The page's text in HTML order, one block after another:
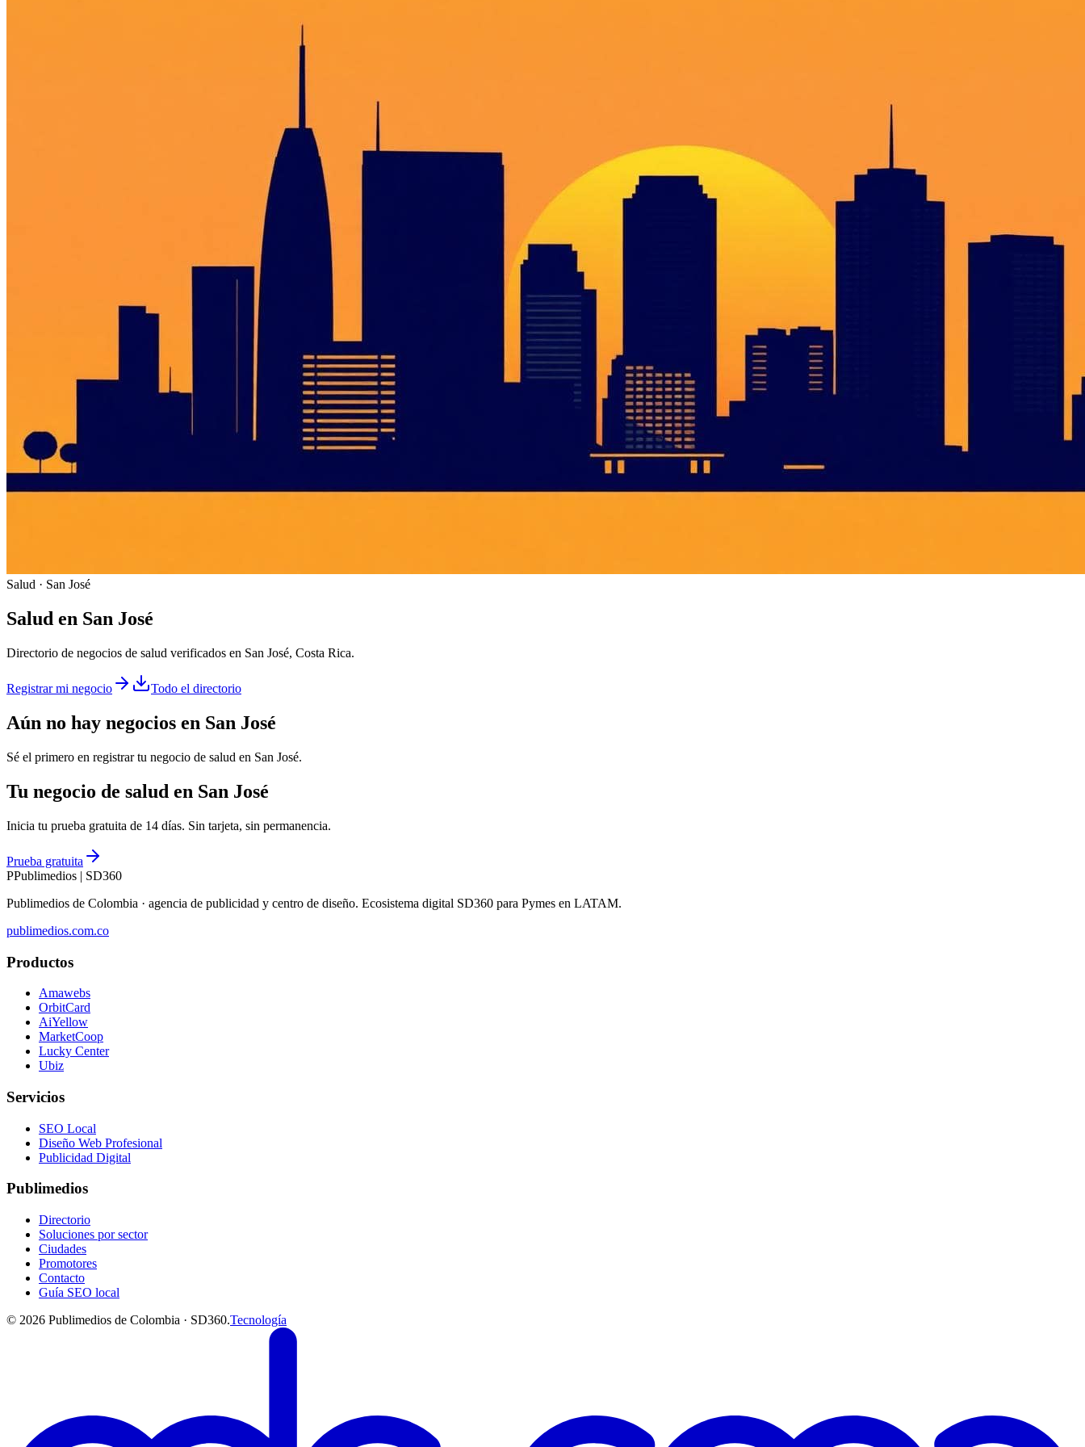
Salud · San José
Salud en San José
Directorio de negocios de salud verificados en San José, Costa Rica.
Registrar mi negocio Todo el directorio
Aún no hay negocios en San José
Sé el primero en registrar tu negocio de salud en San José.
Tu negocio de salud en San José
Inicia tu prueba gratuita de 14 días. Sin tarjeta, sin permanencia.
Prueba gratuita
PPublimedios | SD360
Publimedios de Colombia · agencia de publicidad y centro de diseño. Ecosistema digital SD360 para Pymes en LATAM.
publimedios.com.co
Productos
Amawebs
OrbitCard
AiYellow
MarketCoop
Lucky Center
Ubiz
Servicios
SEO Local
Diseño Web Profesional
Publicidad Digital
Publimedios
Directorio
Soluciones por sector
Ciudades
Promotores
Contacto
Guía SEO local
© 2026 Publimedios de Colombia · SD360.Tecnología